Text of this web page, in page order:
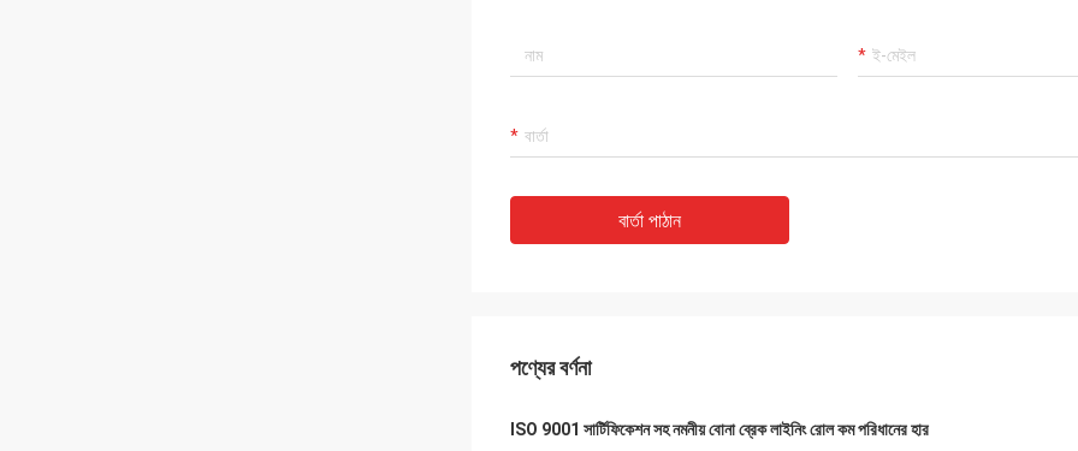
বার্তা পাঠান
পণ্যের বর্ণনা
ISO 9001 সার্টিফিকেশন সহ নমনীয় বোনা ব্রেক লাইনিং রোল কম পরিধানের হার